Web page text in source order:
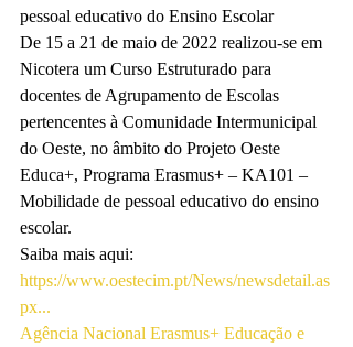
pessoal educativo do Ensino Escolar
De 15 a 21 de maio de 2022 realizou-se em
Nicotera um Curso Estruturado para
docentes de Agrupamento de Escolas
pertencentes à Comunidade Intermunicipal
do Oeste, no âmbito do Projeto Oeste
Educa+, Programa Erasmus+ – KA101 –
Mobilidade de pessoal educativo do ensino
escolar.
Saiba mais aqui:
https://www.oestecim.pt/News/newsdetail.as
px...
Agência Nacional Erasmus+ Educação e